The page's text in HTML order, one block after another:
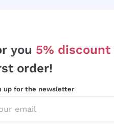
you 5% discount
order!
up for the newsletter